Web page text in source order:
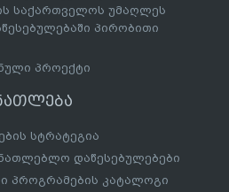
საქართველოს უმაღლეს
პირობითი
პროექტი
სტრატეგია
დაწესებულებები
პროგრამების კატალოგი